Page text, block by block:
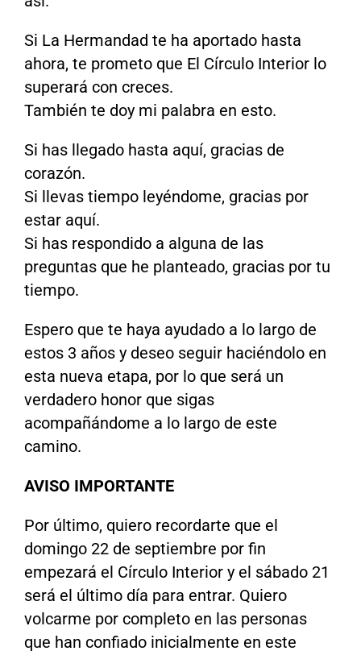
Si La Hermandad te ha aportado hasta
ahora, te prometo que El Círculo Interior lo
superará con creces.
También te doy mi palabra en esto.
Si has llegado hasta aquí, gracias de
corazón.
Si llevas tiempo leyéndome, gracias por
estar aquí.
Si has respondido a alguna de las
preguntas que he planteado, gracias por tu
tiempo.
Espero que te haya ayudado a lo largo de
estos 3 años y deseo seguir haciéndolo en
esta nueva etapa, por lo que será un
verdadero honor que sigas
acompañándome a lo largo de este
camino.
AVISO IMPORTANTE
Por último, quiero recordarte que el
domingo 22 de septiembre por fin
empezará el Círculo Interior y el sábado 21
será el último día para entrar. Quiero
volcarme por completo en las personas
que han confiado inicialmente en este